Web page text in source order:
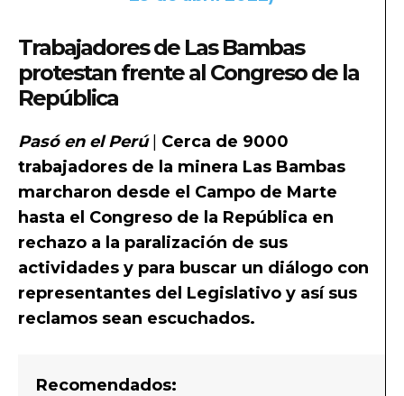
Trabajadores de Las Bambas
protestan frente al Congreso de la
República
Pasó en el Perú| Cerca de 9000
trabajadores de la minera Las Bambas
marcharon desde el Campo de Marte
hasta el Congreso de la República en
rechazo a la paralización de sus
actividades y para buscar un diálogo con
representantes del Legislativo y así sus
reclamos sean escuchados.
Recomendados: